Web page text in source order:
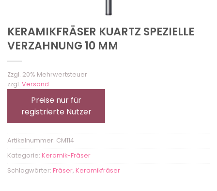
KERAMIKFRÄSER KUARTZ SPEZIELLE
VERZAHNUNG 10 MM
Zzgl. 20% Mehrwertsteuer
zzgl. Versand
Preise nur für
registrierte Nutzer
Artikelnummer: CM114
Kategorie: Keramik-Fräser
Schlagwörter: Fräser, Keramikfräser